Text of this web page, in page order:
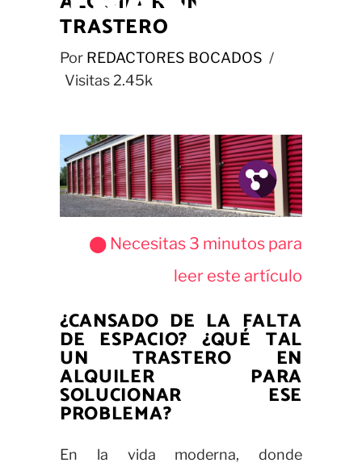
TRASTERO
Por REDACTORES BOCADOS
Visitas 2.45k
Fb.
Tw.
Pin.
⬤ Necesitas 3 minutos para
leer este artículo
¿CANSADO DE LA FALTA
DE ESPACIO? ¿QUÉ TAL
UN TRASTERO EN
ALQUILER PARA
SOLUCIONAR ESE
PROBLEMA?
En la vida moderna, donde